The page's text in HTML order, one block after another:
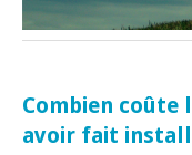
Combien coûte
avoir fait